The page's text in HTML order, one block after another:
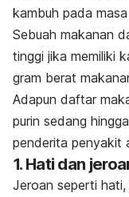
kambuh pada
Sebuah makanan
tinggi jika memiliki
gram berat
Adapun daftar
purin sedang
penderita penyakit
1. Hati dan
Jeroan seperti